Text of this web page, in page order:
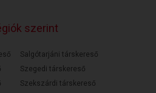
szerint
Salgótarjáni társkereső
Szegedi társkereső
Szekszárdi társkereső